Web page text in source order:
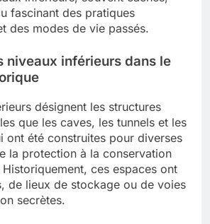
fascinant des pratiques
des modes de vie passés.
niveaux inférieurs dans le
désignent les structures
que les caves, les tunnels et les
ont été construites pour diverses
la protection à la conservation
ces espaces ont
de lieux de stockage ou de voies
secrètes.